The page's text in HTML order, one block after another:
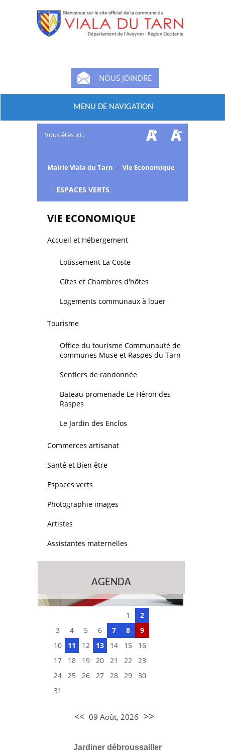
NOUS JOINDRE
MENU DE NAVIGATION
Vous êtes ici :
Mairie Viala du Tarn / Vie Economique
/ ESPACES VERTS
VIE ECONOMIQUE
Accueil et Hébergement
Lotissement La Coste
Gîtes et Chambres d'hôtes
Logements communaux à louer
Tourisme
Office du tourisme Communauté de
communes Muse et Raspes du Tarn
Sentiers de randonnée
Bateau promenade Le Héron des
Raspes
Le Jardin des Enclos
Commerces artisanat
Santé et Bien être
Espaces verts
Photographie images
Artistes
Assistantes maternelles
AGENDA
1
2
3
4 5 6 7 8
9
10
11 12 13 14 15
16
17
18 19 20 21 22
23
24
25 26 27 28 29
30
31
<< 09 Août, 2026 >>
Jardiner débroussailler